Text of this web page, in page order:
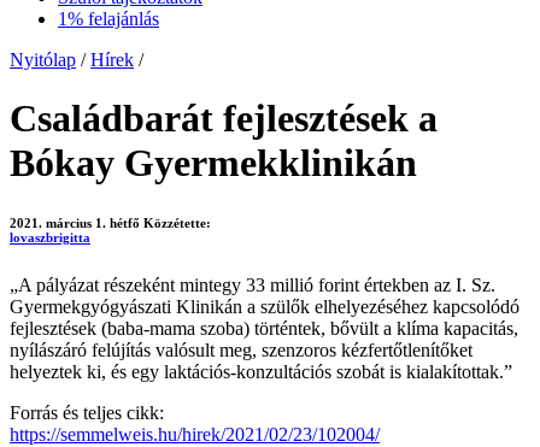
1% felajánlás
Nyitólap / Hírek /
Családbarát fejlesztések a
Bókay Gyermekklinikán
2021. március 1. hétfő Közzétette:
lovaszbrigitta
„A pályázat részeként mintegy 33 millió forint értekben az I. Sz.
Gyermekgyógyászati Klinikán a szülők elhelyezéséhez kapcsolódó
fejlesztések (baba-mama szoba) történtek, bővült a klíma kapacitás,
nyílászáró felújítás valósult meg, szenzoros kézfertőtlenítőket
helyeztek ki, és egy laktációs-konzultációs szobát is kialakítottak.”
Forrás és teljes cikk:
https://semmelweis.hu/hirek/2021/02/23/102004/